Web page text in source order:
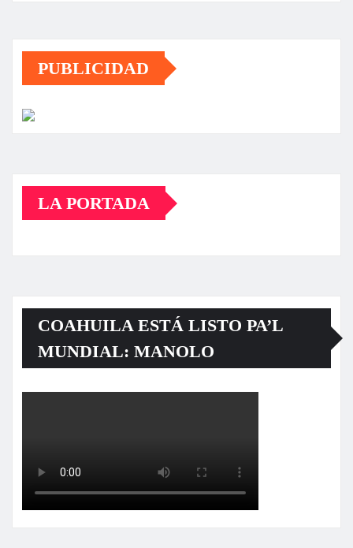
PUBLICIDAD
LA PORTADA
COAHUILA ESTÁ LISTO PA’L
MUNDIAL: MANOLO